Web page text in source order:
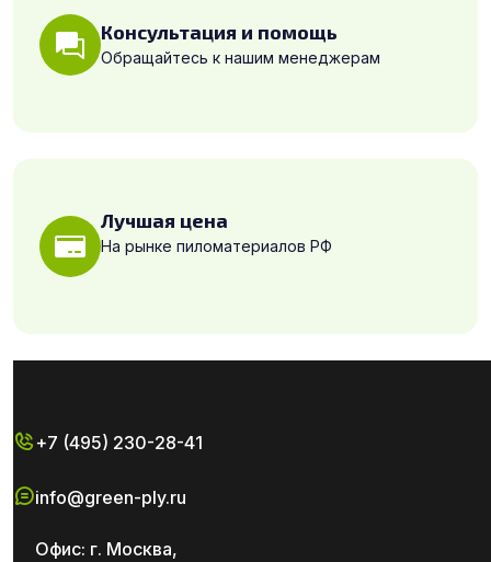
Консультация и помощь
Обращайтесь к нашим менеджерам
Лучшая цена
На рынке пиломатериалов РФ
+7 (495) 230-28-41
info@green-ply.ru
Офис: г. Москва,